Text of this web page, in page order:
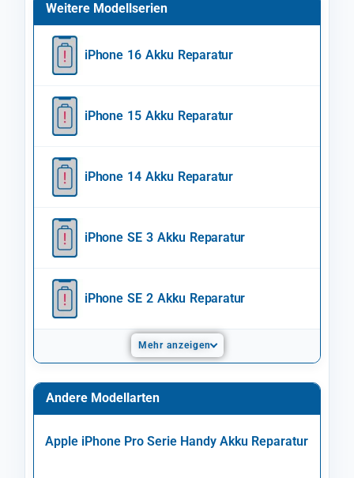
Weitere Modellserien
iPhone 16 Akku Reparatur
iPhone 15 Akku Reparatur
iPhone 14 Akku Reparatur
iPhone SE 3 Akku Reparatur
iPhone SE 2 Akku Reparatur
Mehr anzeigen
Andere Modellarten
Apple iPhone Pro Serie Handy Akku Reparatur